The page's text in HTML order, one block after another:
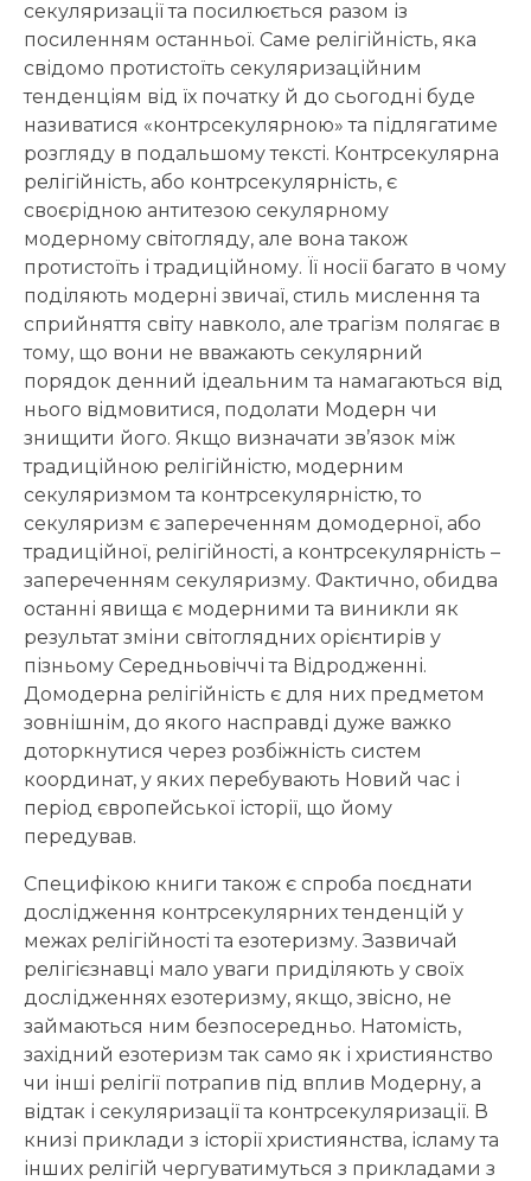
секуляризації та посилюється разом із
посиленням останньої. Саме релігійність, яка
свідомо протистоїть секуляризаційним
тенденціям від їх початку й до сьогодні буде
називатися «контрсекулярною» та підлягатиме
розгляду в подальшому тексті. Контрсекулярна
релігійність, або контрсекулярність, є
своєрідною антитезою секулярному
модерному світогляду, але вона також
протистоїть і традиційному. Її носії багато в чому
поділяють модерні звичаї, стиль мислення та
сприйняття світу навколо, але трагізм полягає в
тому, що вони не вважають секулярний
порядок денний ідеальним та намагаються від
нього відмовитися, подолати Модерн чи
знищити його. Якщо визначати зв’язок між
традиційною релігійністю, модерним
секуляризмом та контрсекулярністю, то
секуляризм є запереченням домодерної, або
традиційної, релігійності, а контр­секулярність –
запереченням секуляризму. Фактично, обидва
останні явища є модерними та виникли як
результат зміни світоглядних орієнтирів у
пізньому Середньовіччі та Відродженні.
Домодерна релігійність є для них предметом
зовнішнім, до якого насправді дуже важко
доторкнутися через розбіжність систем
координат, у яких перебувають Новий час і
період європейської історії, що йому
передував.
Специфікою книги також є спроба поєднати
дослідження контрсекулярних тенденцій у
межах релігійності та езотеризму. Зазвичай
релігієзнавці мало уваги приділяють у своїх
дослідженнях езотеризму, якщо, звісно, не
займаються ним безпосередньо. Натомість,
західний езотеризм так само як і християнство
чи інші релігії потрапив під вплив Модерну, а
відтак і секуляризації та контрсекуляризації. В
книзі приклади з історії християнства, ісламу та
інших релігій чергуватимуться з прикладами з